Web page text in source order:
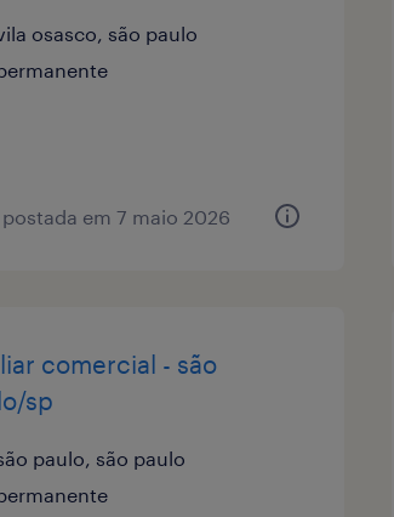
osasco, são paulo
em 7 maio 2026
comercial - são
sp
paulo, são paulo